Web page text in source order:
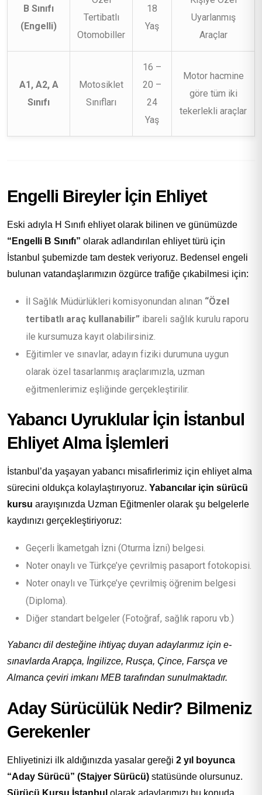
B Sınıfı
(Engelli)
Tertibatlı
Otomobiller
18
Yaş
Uyarlanmış
Araçlar
A1, A2, A
Sınıfı
Motosiklet
Sınıfları
16 –
20 –
24
Yaş
Motor hacmine
göre tüm iki
tekerlekli araçlar
Engelli Bireyler İçin Ehliyet
Eski adıyla H Sınıfı ehliyet olarak bilinen ve günümüzde
“Engelli B Sınıfı” olarak adlandırılan ehliyet türü için
İstanbul şubemizde tam destek veriyoruz. Bedensel engeli
bulunan vatandaşlarımızın özgürce trafiğe çıkabilmesi için:
İl Sağlık Müdürlükleri komisyonundan alınan “Özel
tertibatlı araç kullanabilir” ibareli sağlık kurulu raporu
ile kursumuza kayıt olabilirsiniz.
Eğitimler ve sınavlar, adayın fiziki durumuna uygun
olarak özel tasarlanmış araçlarımızla, uzman
eğitmenlerimiz eşliğinde gerçekleştirilir.
Yabancı Uyruklular İçin İstanbul
Ehliyet Alma İşlemleri
İstanbul’da yaşayan yabancı misafirlerimiz için ehliyet alma
sürecini oldukça kolaylaştırıyoruz. Yabancılar için sürücü
kursu arayışınızda Uzman Eğitmenler olarak şu belgelerle
kaydınızı gerçekleştiriyoruz:
Geçerli İkametgah İzni (Oturma İzni) belgesi.
Noter onaylı ve Türkçe’ye çevrilmiş pasaport fotokopisi.
Noter onaylı ve Türkçe’ye çevrilmiş öğrenim belgesi
(Diploma).
Diğer standart belgeler (Fotoğraf, sağlık raporu vb.)
Yabancı dil desteğine ihtiyaç duyan adaylarımız için e-
sınavlarda Arapça, İngilizce, Rusça, Çince, Farsça ve
Almanca çeviri imkanı MEB tarafından sunulmaktadır.
Aday Sürücülük Nedir? Bilmeniz
Gerekenler
Ehliyetinizi ilk aldığınızda yasalar gereği 2 yıl boyunca
“Aday Sürücü” (Stajyer Sürücü) statüsünde olursunuz.
Sürücü Kursu İstanbul olarak adaylarımızı bu konuda